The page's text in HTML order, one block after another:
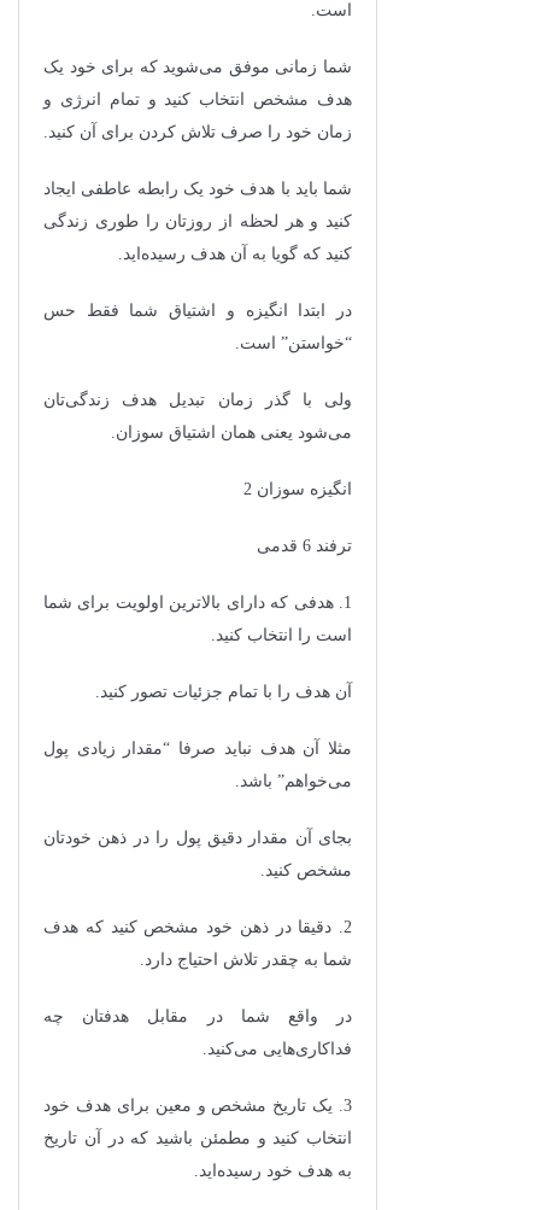
است.
شما زمانی موفق می‌شوید که برای خود یک
هدف مشخص انتخاب کنید و تمام انرژی و
زمان خود را صرف تلاش کردن برای آن کنید.
شما باید با هدف خود یک رابطه عاطفی ایجاد
کنید و هر لحظه از روزتان را طوری زندگی
کنید که گویا به آن هدف رسیده‌اید.
در ابتدا انگیزه و اشتیاق شما فقط حس
“خواستن” است.
ولی با گذر زمان تبدیل هدف زندگی‌تان
می‌شود یعنی همان اشتیاق سوزان.
انگیزه سوزان 2
ترفند 6 قدمی
1. هدفی که دارای بالاترین اولویت برای شما
است را انتخاب کنید.
آن هدف را با تمام جزئیات تصور کنید.
مثلا آن هدف نباید صرفا “مقدار زیادی پول
می‌خواهم” باشد.
بجای آن مقدار دقیق پول را در ذهن خودتان
مشخص کنید.
2. دقیقا در ذهن خود مشخص کنید که هدف
شما به چقدر تلاش احتیاج دارد.
در واقع شما در مقابل هدفتان چه
فداکاری‌هایی می‌کنید.
3. یک تاریخ مشخص و معین برای هدف خود
انتخاب کنید و مطمئن باشید که در آن تاریخ
به هدف خود رسیده‌اید.